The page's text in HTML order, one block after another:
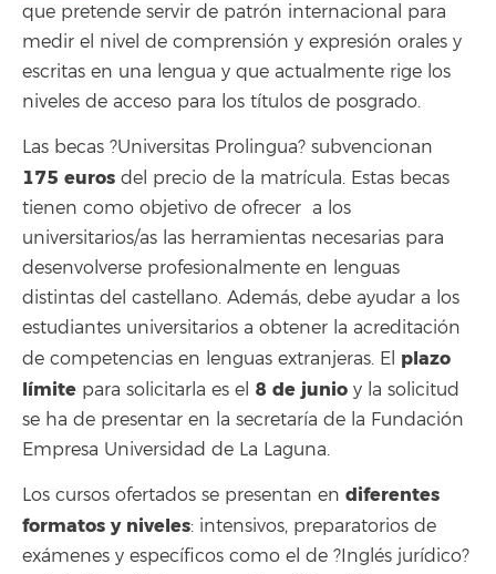
que pretende servir de patrón internacional para
medir el nivel de comprensión y expresión orales y
escritas en una lengua y que actualmente rige los
niveles de acceso para los títulos de posgrado.
Las becas ?Universitas Prolingua? subvencionan
175 euros del precio de la matrícula. Estas becas
tienen como objetivo de ofrecer a los
universitarios/as las herramientas necesarias para
desenvolverse profesionalmente en lenguas
distintas del castellano. Además, debe ayudar a los
estudiantes universitarios a obtener la acreditación
de competencias en lenguas extranjeras. El plazo
límite para solicitarla es el 8 de junio y la solicitud
se ha de presentar en la secretaría de la Fundación
Empresa Universidad de La Laguna.
Los cursos ofertados se presentan en diferentes
formatos y niveles: intensivos, preparatorios de
exámenes y específicos como el de ?Inglés jurídico?